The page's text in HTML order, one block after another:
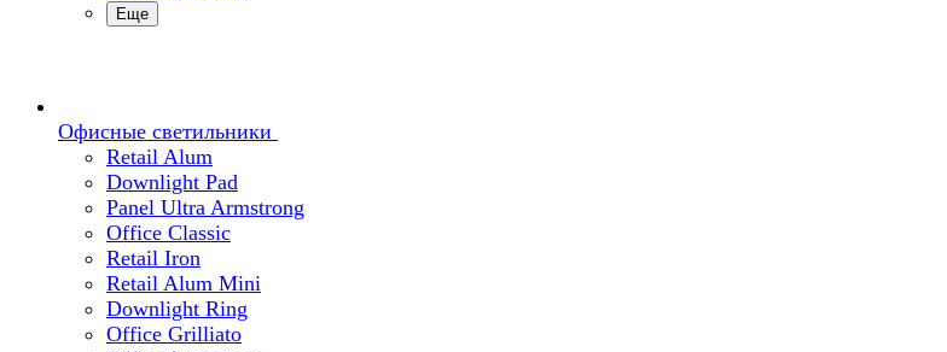
Еще
Офисные светильники
Retail Alum
Downlight Pad
Panel Ultra Armstrong
Office Classic
Retail Iron
Retail Alum Mini
Downlight Ring
Office Grilliato